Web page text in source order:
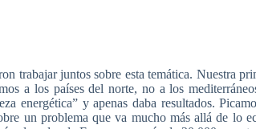
trabajar juntos sobre esta temática. Nuestra
a los paísesdelnorte, no a los
energética” yapenas daba resultados.
un problema que va mucho más allá de lo